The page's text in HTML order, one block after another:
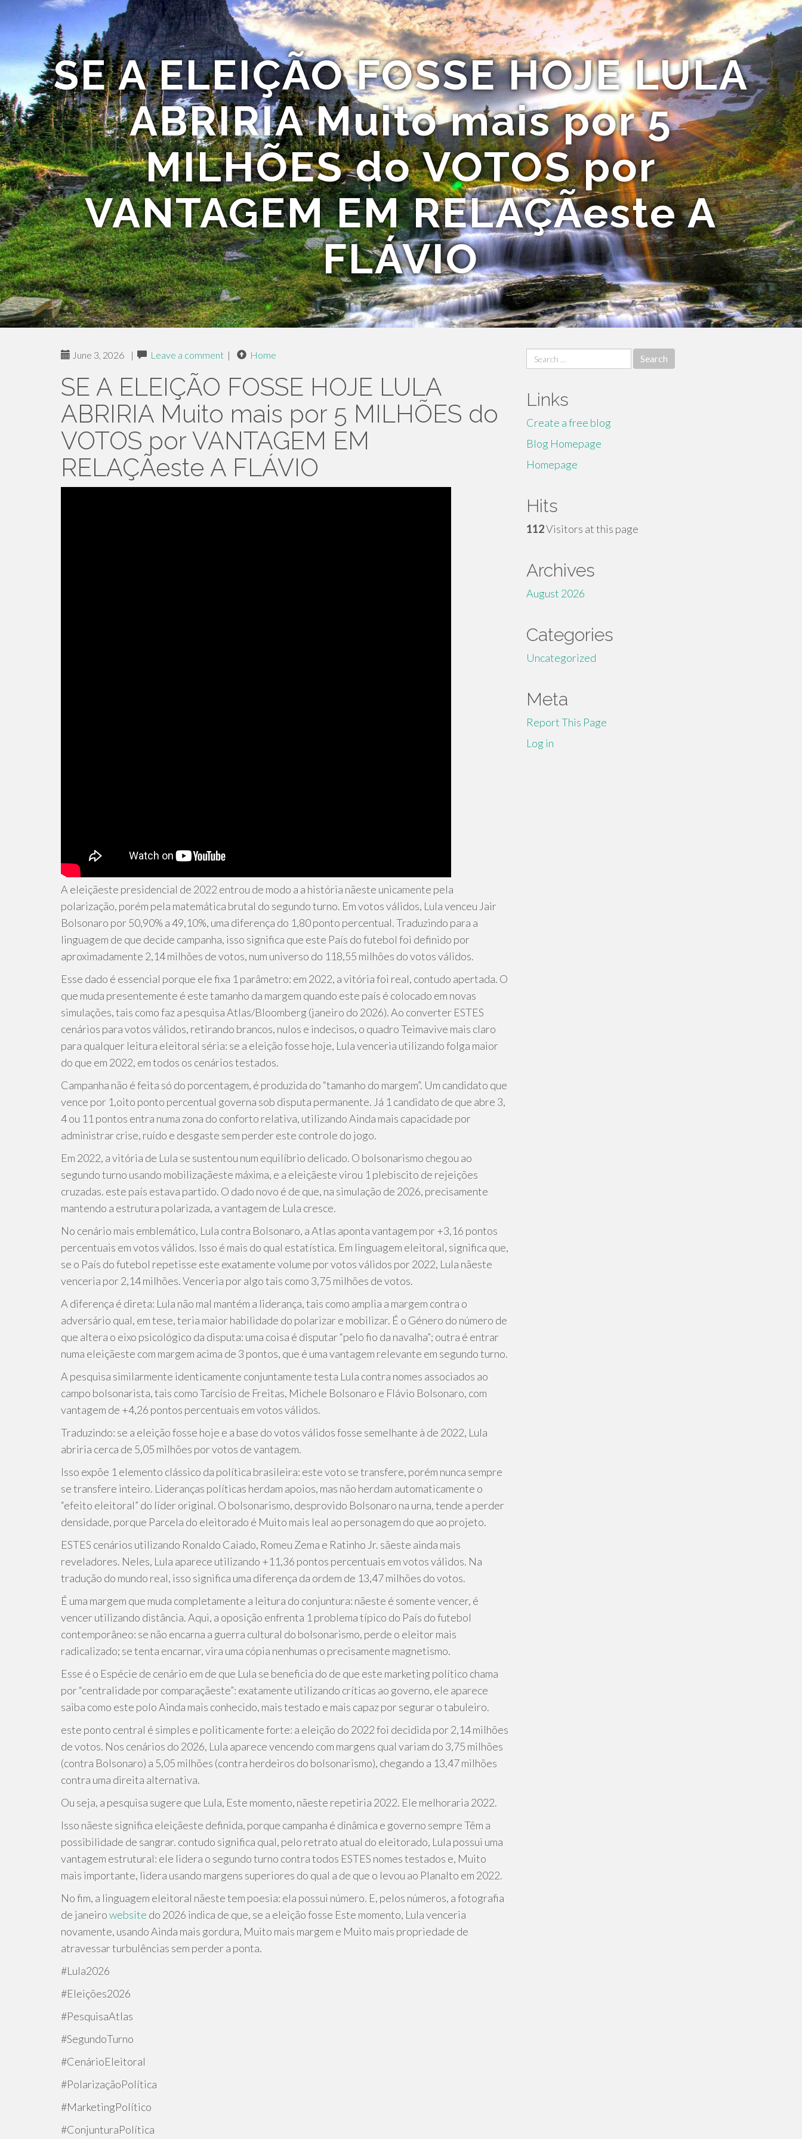
SE A ELEIÇÃO FOSSE HOJE LULA
ABRIRIA Muito mais por 5
MILHÕES do VOTOS por
VANTAGEM EM RELAÇÃeste A
FLÁVIO
June 3, 2026 | Leave a comment | Home
SE A ELEIÇÃO FOSSE HOJE LULA
ABRIRIA Muito mais por 5 MILHÕES do
VOTOS por VANTAGEM EM
RELAÇÃeste A FLÁVIO
A eleiçãeste presidencial de 2022 entrou de modo a a história nãeste unicamente pela
polarização, porém pela matemática brutal do segundo turno. Em votos válidos, Lula venceu Jair
Bolsonaro por 50,90% a 49,10%, uma diferença do 1,80 ponto percentual. Traduzindo para a
linguagem de que decide campanha, isso significa que este País do futebol foi definido por
aproximadamente 2,14 milhões de votos, num universo do 118,55 milhões do votos válidos.
Esse dado é essencial porque ele fixa 1 parâmetro: em 2022, a vitória foi real, contudo apertada. O
que muda presentemente é este tamanho da margem quando este país é colocado em novas
simulações, tais como faz a pesquisa Atlas/Bloomberg (janeiro do 2026). Ao converter ESTES
cenários para votos válidos, retirando brancos, nulos e indecisos, o quadro Teimavive mais claro
para qualquer leitura eleitoral séria: se a eleição fosse hoje, Lula venceria utilizando folga maior
do que em 2022, em todos os cenários testados.
Campanha não é feita só do porcentagem, é produzida do “tamanho do margem”. Um candidato que
vence por 1,oito ponto percentual governa sob disputa permanente. Já 1 candidato de que abre 3,
4 ou 11 pontos entra numa zona do conforto relativa, utilizando Ainda mais capacidade por
administrar crise, ruído e desgaste sem perder este controle do jogo.
Em 2022, a vitória de Lula se sustentou num equilíbrio delicado. O bolsonarismo chegou ao
segundo turno usando mobilizaçãeste máxima, e a eleiçãeste virou 1 plebiscito de rejeições
cruzadas. este país estava partido. O dado novo é de que, na simulação de 2026, precisamente
mantendo a estrutura polarizada, a vantagem de Lula cresce.
No cenário mais emblemático, Lula contra Bolsonaro, a Atlas aponta vantagem por +3,16 pontos
percentuais em votos válidos. Isso é mais do qual estatística. Em linguagem eleitoral, significa que,
se o País do futebol repetisse este exatamente volume por votos válidos por 2022, Lula nãeste
venceria por 2,14 milhões. Venceria por algo tais como 3,75 milhões de votos.
A diferença é direta: Lula não mal mantém a liderança, tais como amplia a margem contra o
adversário qual, em tese, teria maior habilidade do polarizar e mobilizar. É o Género do número de
que altera o eixo psicológico da disputa: uma coisa é disputar “pelo fio da navalha”; outra é entrar
numa eleiçãeste com margem acima de 3 pontos, que é uma vantagem relevante em segundo turno.
A pesquisa similarmente identicamente conjuntamente testa Lula contra nomes associados ao
campo bolsonarista, tais como Tarcísio de Freitas, Michele Bolsonaro e Flávio Bolsonaro, com
vantagem de +4,26 pontos percentuais em votos válidos.
Traduzindo: se a eleição fosse hoje e a base do votos válidos fosse semelhante à de 2022, Lula
abriria cerca de 5,05 milhões por votos de vantagem.
Isso expõe 1 elemento clássico da política brasileira: este voto se transfere, porém nunca sempre
se transfere inteiro. Lideranças políticas herdam apoios, mas não herdam automaticamente o
“efeito eleitoral” do líder original. O bolsonarismo, desprovido Bolsonaro na urna, tende a perder
densidade, porque Parcela do eleitorado é Muito mais leal ao personagem do que ao projeto.
ESTES cenários utilizando Ronaldo Caiado, Romeu Zema e Ratinho Jr. sãeste ainda mais
reveladores. Neles, Lula aparece utilizando +11,36 pontos percentuais em votos válidos. Na
tradução do mundo real, isso significa uma diferença da ordem de 13,47 milhões do votos.
É uma margem que muda completamente a leitura do conjuntura: nãeste é somente vencer, é
vencer utilizando distância. Aqui, a oposição enfrenta 1 problema típico do País do futebol
contemporâneo: se não encarna a guerra cultural do bolsonarismo, perde o eleitor mais
radicalizado; se tenta encarnar, vira uma cópia nenhumas o precisamente magnetismo.
Esse é o Espécie de cenário em de que Lula se beneficia do de que este marketing político chama
por “centralidade por comparaçãeste”: exatamente utilizando críticas ao governo, ele aparece
saiba como este polo Ainda mais conhecido, mais testado e mais capaz por segurar o tabuleiro.
este ponto central é simples e politicamente forte: a eleição do 2022 foi decidida por 2,14 milhões
de votos. Nos cenários do 2026, Lula aparece vencendo com margens qual variam do 3,75 milhões
(contra Bolsonaro) a 5,05 milhões (contra herdeiros do bolsonarismo), chegando a 13,47 milhões
contra uma direita alternativa.
Ou seja, a pesquisa sugere que Lula, Este momento, nãeste repetiria 2022. Ele melhoraria 2022.
Isso nãeste significa eleiçãeste definida, porque campanha é dinâmica e governo sempre Têm a
possibilidade de sangrar. contudo significa qual, pelo retrato atual do eleitorado, Lula possui uma
vantagem estrutural: ele lidera o segundo turno contra todos ESTES nomes testados e, Muito
mais importante, lidera usando margens superiores do qual a de que o levou ao Planalto em 2022.
No fim, a linguagem eleitoral nãeste tem poesia: ela possui número. E, pelos números, a fotografia
de janeirowebsite do 2026 indica de que, se a eleição fosse Este momento, Lula venceria
novamente, usando Ainda mais gordura, Muito mais margem e Muito mais propriedade de
atravessar turbulências sem perder a ponta.
#Lula2026
#Eleições2026
#PesquisaAtlas
#SegundoTurno
#CenárioEleitoral
#PolarizaçãoPolítica
#MarketingPolítico
#ConjunturaPolítica
Search
for:
Links
Create a free blog
Blog Homepage
Homepage
Hits
112Visitors at this page
Archives
August 2026
Categories
Uncategorized
Meta
Report This Page
Log in